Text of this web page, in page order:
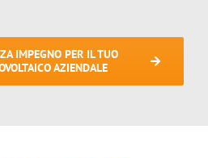
IMPEGNO PER IL TUO
AZIENDALE